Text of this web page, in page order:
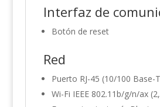
Interfaz de
Botón de reset
Red
Puerto RJ-45 (10/100 Base-
Wi-Fi IEEE 802.11b/g/n/ax